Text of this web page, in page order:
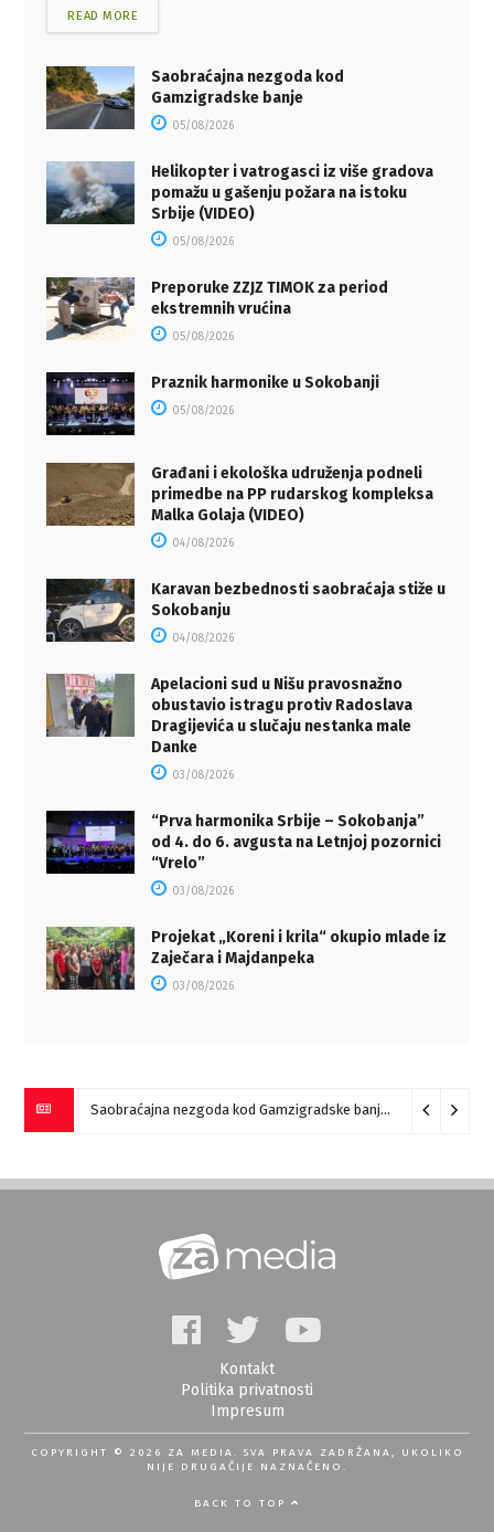
READ MORE
Saobraćajna nezgoda kod
Gamzigradske banje
05/08/2026
Helikopter i vatrogasci iz više gradova
pomažu u gašenju požara na istoku
Srbije (VIDEO)
05/08/2026
Preporuke ZZJZ TIMOK za period
ekstremnih vrućina
05/08/2026
Praznik harmonike u Sokobanji
05/08/2026
Građani i ekološka udruženja podneli
primedbe na PP rudarskog kompleksa
Malka Golaja (VIDEO)
04/08/2026
Karavan bezbednosti saobraćaja stiže u
Sokobanju
04/08/2026
Apelacioni sud u Nišu pravosnažno
obustavio istragu protiv Radoslava
Dragijevića u slučaju nestanka male
Danke
03/08/2026
“Prva harmonika Srbije – Sokobanja”
od 4. do 6. avgusta na Letnjoj pozornici
“Vrelo”
03/08/2026
Projekat „Koreni i krila“ okupio mlade iz
Zaječara i Majdanpeka
03/08/2026
Saobraćajna nezgoda kod Gamzigradske banje 05/08/2026
Kontakt
Politika privatnosti
Impresum
COPYRIGHT © 2026 ZA MEDIA. SVA PRAVA ZADRŽANA, UKOLIKO
NIJE DRUGAČIJE NAZNAČENO.
BACK TO TOP